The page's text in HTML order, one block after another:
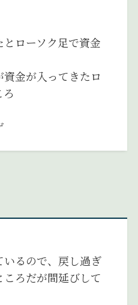
とローソク足で資金
金が入ってきたロ
いるので、戻し過ぎ
ろだが間延びして